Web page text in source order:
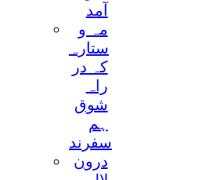
آمد
مہ و
ستارہ
کہ در
راہ
شوق
ہم
سفرند
درون